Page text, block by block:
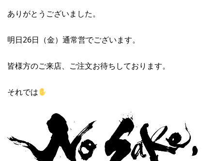
ありがとうございました。
明日26日（金）通常営でございます。
皆様方のご来店、ご注文お待ちしております。
それでは